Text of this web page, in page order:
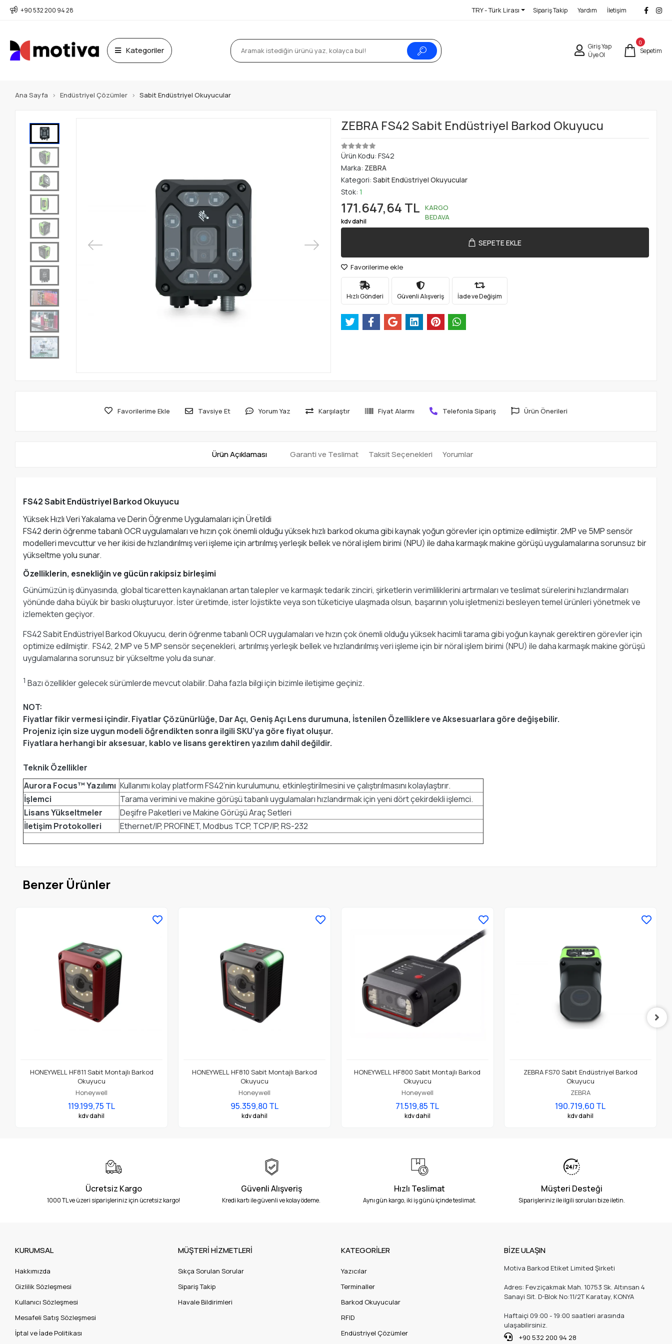
+90 532 200 94 28 TRY - Türk Lirası Sipariş Takip Yardım İletişim
Kategoriler
Giriş Yap
Üye Ol
0
Sepetim
Ana Sayfa Endüstriyel Çözümler Sabit Endüstriyel Okuyucular
ZEBRA FS42 Sabit Endüstriyel Barkod Okuyucu
Ürün Kodu: FS42
Marka: ZEBRA
Kategori: Sabit Endüstriyel Okuyucular
Stok: 1
171.647,64 TL
kdv dahil
KARGO
BEDAVA
SEPETE EKLE
Favorilerime ekle
Hızlı Gönderi Güvenli Alışveriş İade ve Değişim
Favorilerime Ekle Tavsiye Et Yorum Yaz Karşılaştır Fiyat Alarmı Telefonla Sipariş Ürün Önerileri
Ürün Açıklaması Garanti ve Teslimat Taksit Seçenekleri Yorumlar
FS42 Sabit Endüstriyel Barkod Okuyucu
Yüksek Hızlı Veri Yakalama ve Derin Öğrenme Uygulamaları için Üretildi
FS42 derin öğrenme tabanlı OCR uygulamaları ve hızın çok önemli olduğu yüksek hızlı barkod okuma gibi kaynak yoğun görevler için optimize edilmiştir. 2MP ve 5MP sensör
modelleri mevcuttur ve her ikisi de hızlandırılmış veri işleme için artırılmış yerleşik bellek ve nöral işlem birimi (NPU) ile daha karmaşık makine görüşü uygulamalarına sorunsuz bir
yükseltme yolu sunar.
Özelliklerin, esnekliğin ve gücün rakipsiz birleşimi
Günümüzün iş dünyasında, global ticaretten kaynaklanan artan talepler ve karmaşık tedarik zinciri, şirketlerin verimliliklerini artırmaları ve teslimat sürelerini hızlandırmaları
yönünde daha büyük bir baskı oluşturuyor. İster üretimde, ister lojistikte veya son tüketiciye ulaşmada olsun, başarının yolu işletmenizi besleyen temel ürünleri yönetmek ve
izlemekten geçiyor.
FS42 Sabit Endüstriyel Barkod Okuyucu, derin öğrenme tabanlı OCR uygulamaları ve hızın çok önemli olduğu yüksek hacimli tarama gibi yoğun kaynak gerektiren görevler için
optimize edilmiştir. FS42, 2 MP ve 5 MP sensör seçenekleri, artırılmış yerleşik bellek ve hızlandırılmış veri işleme için bir nöral işlem birimi (NPU) ile daha karmaşık makine görüşü
uygulamalarına sorunsuz bir yükseltme yolu da sunar.
1 Bazı özellikler gelecek sürümlerde mevcut olabilir. Daha fazla bilgi için bizimle iletişime geçiniz.
NOT:
Fiyatlar fikir vermesi içindir. Fiyatlar Çözünürlüğe, Dar Açı, Geniş Açı Lens durumuna, İstenilen Özelliklere ve Aksesuarlara göre değişebilir.
Projeniz için size uygun modeli öğrendikten sonra ilgili SKU'ya göre fiyat oluşur.
Fiyatlara herhangi bir aksesuar, kablo ve lisans gerektiren yazılım dahil değildir.
Teknik Özellikler
Aurora Focus™ Yazılımı Kullanımı kolay platform FS42’nin kurulumunu, etkinleştirilmesini ve çalıştırılmasını kolaylaştırır.
İşlemci
Tarama verimini ve makine görüşü tabanlı uygulamaları hızlandırmak için yeni dört çekirdekli işlemci.
Lisans Yükseltmeler
Deşifre Paketleri ve Makine Görüşü Araç Setleri
İletişim Protokolleri
Ethernet/IP, PROFINET, Modbus TCP, TCP/IP, RS-232
Benzer Ürünler
HONEYWELL HF811 Sabit Montajlı Barkod
Okuyucu
Honeywell
119.199,75 TL
kdv dahil
HONEYWELL HF810 Sabit Montajlı Barkod
Okuyucu
Honeywell
95.359,80 TL
kdv dahil
HONEYWELL HF800 Sabit Montajlı Barkod
Okuyucu
Honeywell
71.519,85 TL
kdv dahil
ZEBRA FS70 Sabit Endüstriyel Barkod
Okuyucu
ZEBRA
190.719,60 TL
kdv dahil
Ücretsiz Kargo
1000 TL ve üzeri siparişleriniz için ücretsiz kargo!
Güvenli Alışveriş
Kredi kartı ile güvenli ve kolay ödeme.
Hızlı Teslimat
Aynı gün kargo, iki iş günü içinde teslimat.
Müşteri Desteği
Siparişleriniz ile ilgili soruları bize iletin.
KURUMSAL
Hakkımızda
Gizlilik Sözleşmesi
Kullanıcı Sözleşmesi
Mesafeli Satış Sözleşmesi
İptal ve İade Politikası
MÜŞTERİ HİZMETLERİ
Sıkça Sorulan Sorular
Sipariş Takip
Havale Bildirimleri
KATEGORİLER
Yazıcılar
Terminaller
Barkod Okuyucular
RFID
Endüstriyel Çözümler
BİZE ULAŞIN
Motiva Barkod Etiket Limited Şirketi
Adres: Fevziçakmak Mah. 10753 Sk. Altınsan 4
Sanayi Sit. D-Blok No:11/2T Karatay, KONYA
Haftaiçi 09:00 - 19:00 saatleri arasında
ulaşabilirsiniz.
+90 532 200 94 28